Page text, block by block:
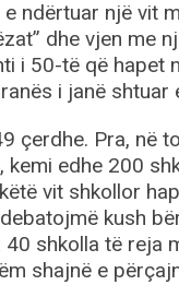
ndërtuar një vit
dhe vjen me
i 50-të që hapet
i janë shtuar
çerdhe. Pra, në
edhe 200
vit shkollor
kush
shkolla të reja
shajnë e